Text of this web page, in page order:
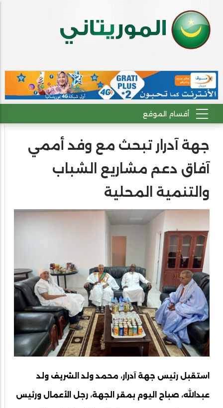
جهة آدرار تبحث مع وفد أممي
آفاق دعم مشاريع الشباب
والتنمية المحلية
استقبل رئيس جهة آدرار، محمد ولد الشريف ولد
عبدالله، صباح اليوم بمقر الجهة، رجل الأعمال ورئيس